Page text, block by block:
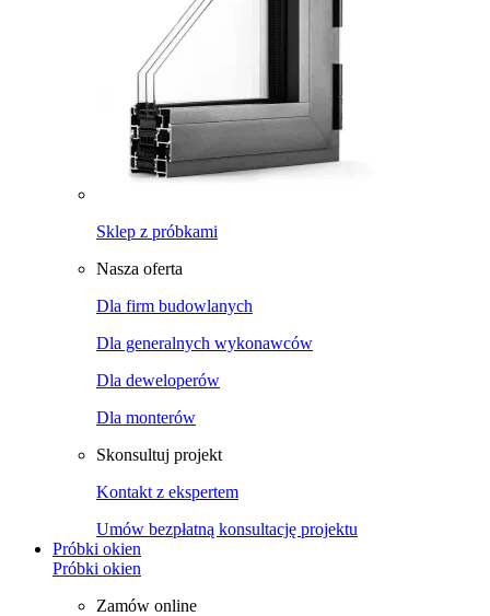
Sklep z próbkami
Nasza oferta
Dla firm budowlanych
Dla generalnych wykonawców
Dla deweloperów
Dla monterów
Skonsultuj projekt
Kontakt z ekspertem
Umów bezpłatną konsultację projektu
Próbki okien
Próbki okien
Zamów online